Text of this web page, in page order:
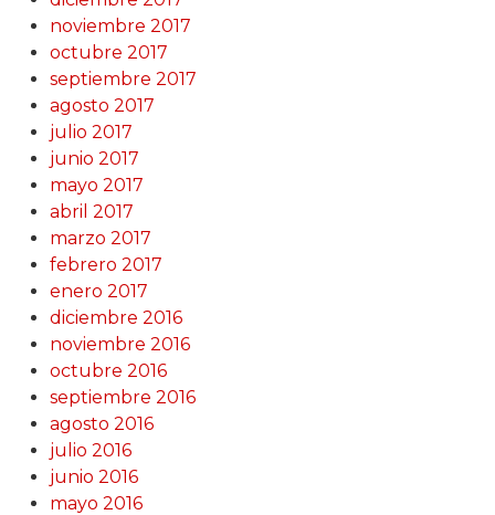
noviembre 2017
octubre 2017
septiembre 2017
agosto 2017
julio 2017
junio 2017
mayo 2017
abril 2017
marzo 2017
febrero 2017
enero 2017
diciembre 2016
noviembre 2016
octubre 2016
septiembre 2016
agosto 2016
julio 2016
junio 2016
mayo 2016